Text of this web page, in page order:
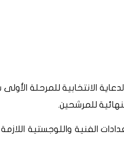
الفنية واللوجستية